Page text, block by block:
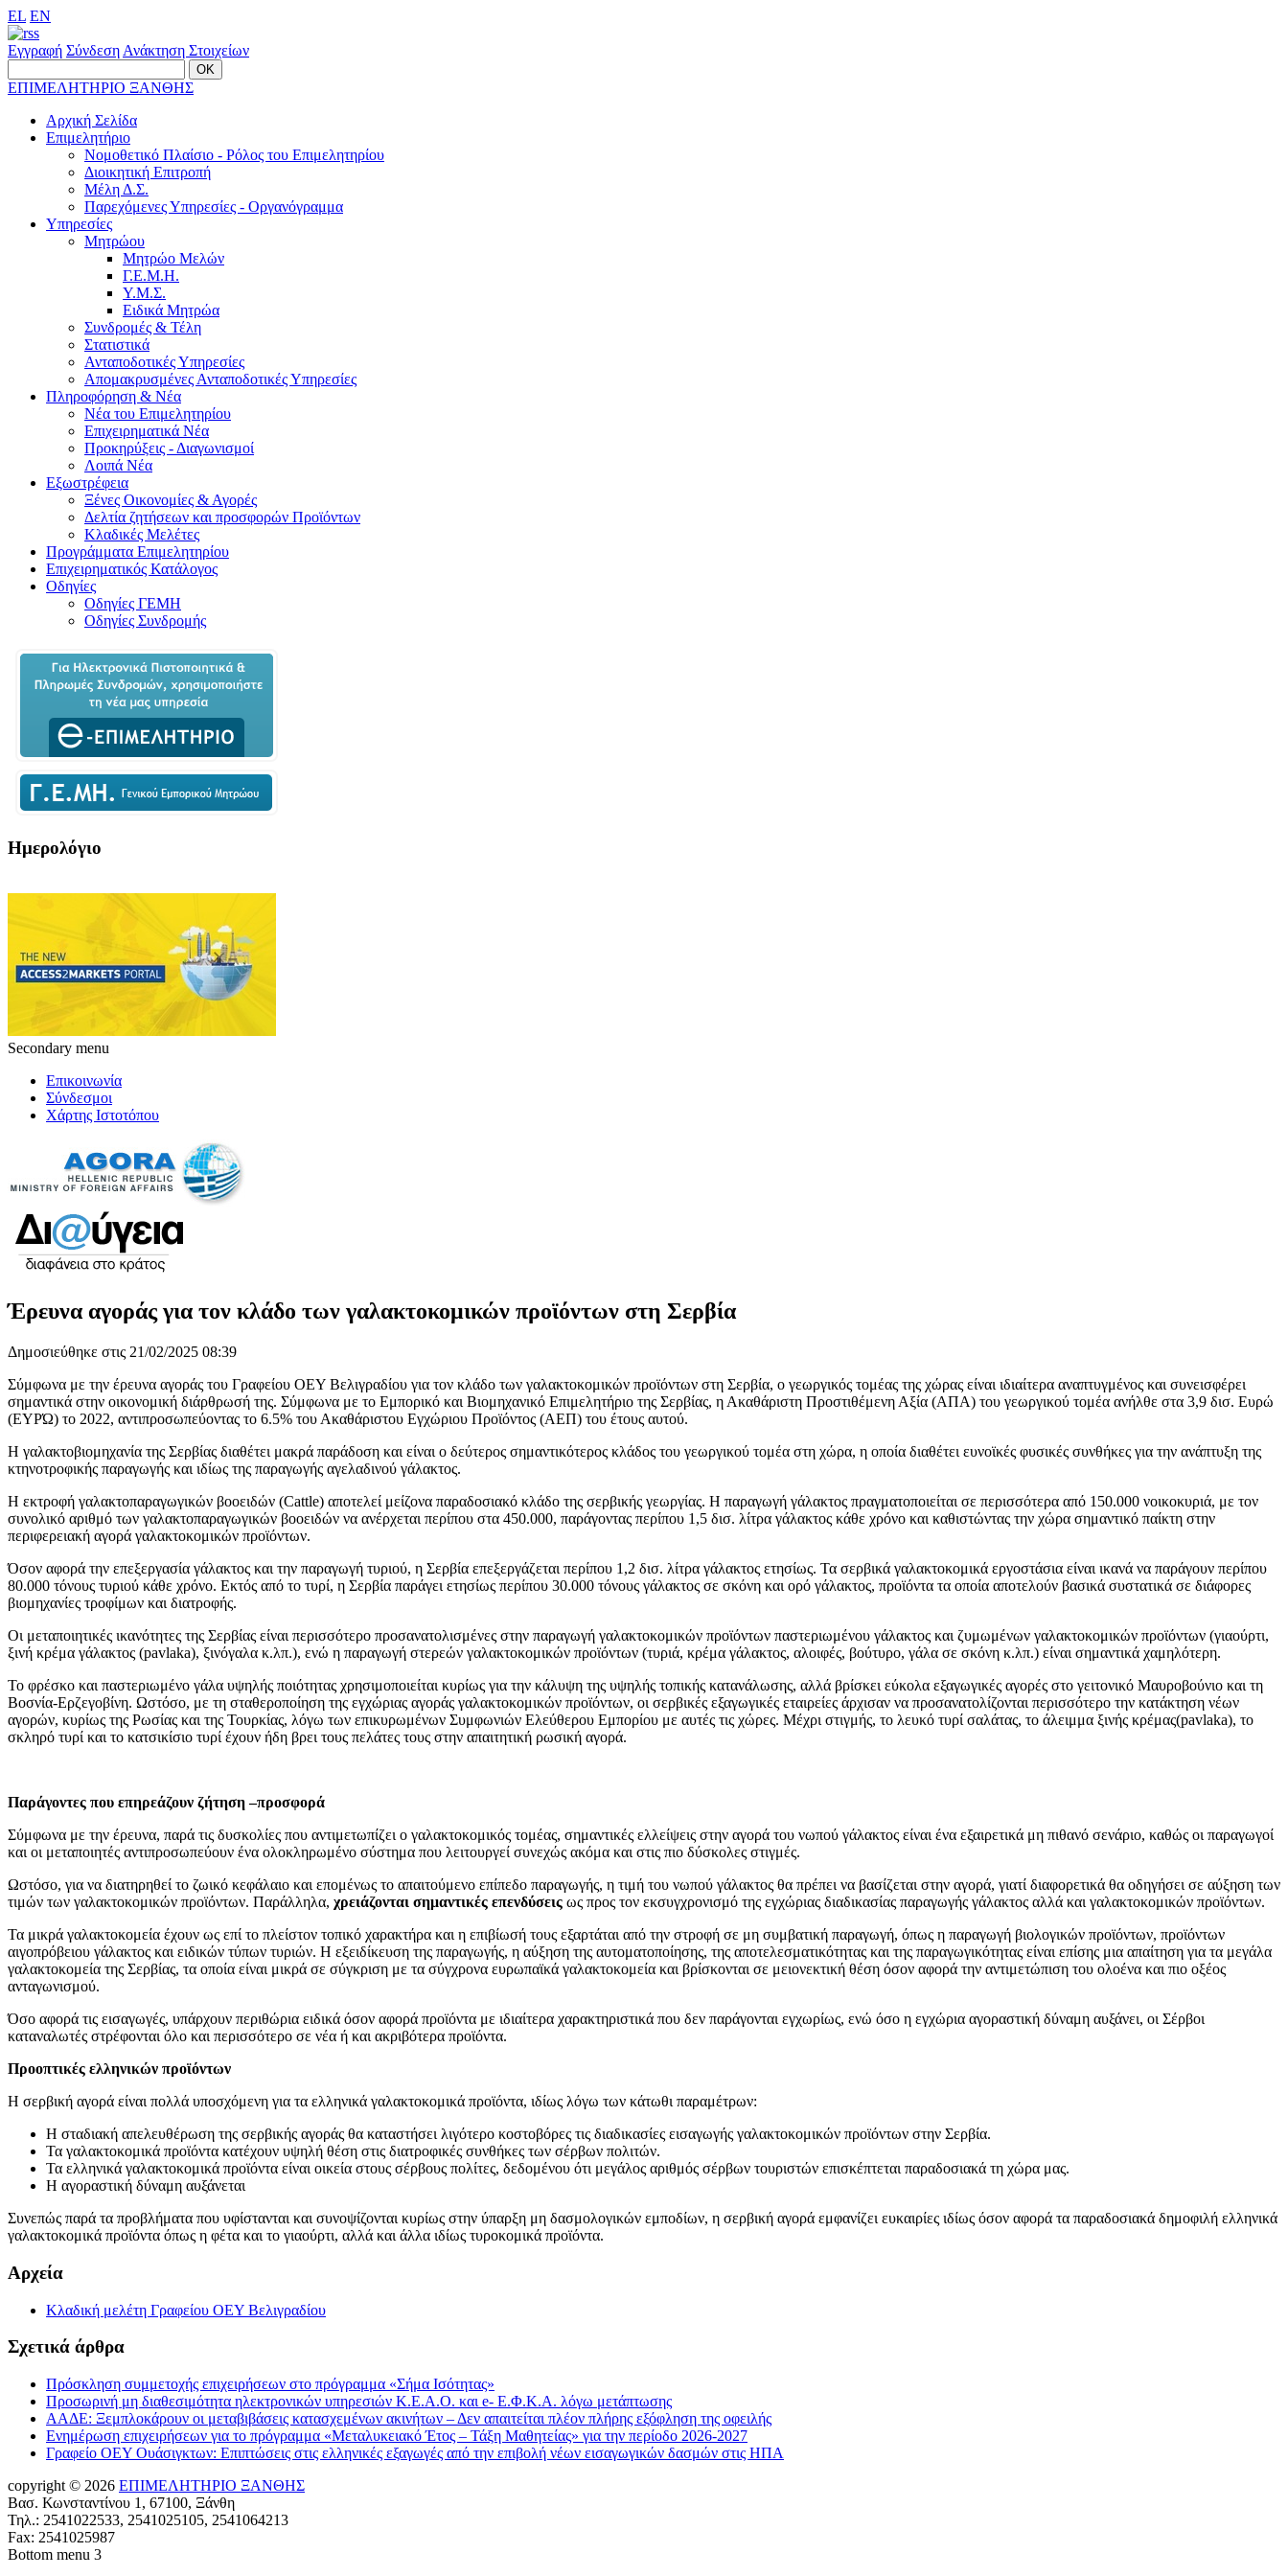
EL EN
Εγγραφή Σύνδεση Ανάκτηση Στοιχείων
ΕΠΙΜΕΛΗΤΗΡΙΟ ΞΑΝΘΗΣ
Αρχική Σελίδα
Επιμελητήριο
Νομοθετικό Πλαίσιο - Ρόλος του Επιμελητηρίου
Διοικητική Επιτροπή
Μέλη Δ.Σ.
Παρεχόμενες Υπηρεσίες - Οργανόγραμμα
Υπηρεσίες
Μητρώου
Μητρώο Μελών
Γ.Ε.Μ.Η.
Υ.Μ.Σ.
Ειδικά Μητρώα
Συνδρομές & Τέλη
Στατιστικά
Ανταποδοτικές Υπηρεσίες
Απομακρυσμένες Ανταποδοτικές Υπηρεσίες
Πληροφόρηση & Νέα
Νέα του Επιμελητηρίου
Επιχειρηματικά Νέα
Προκηρύξεις - Διαγωνισμοί
Λοιπά Νέα
Εξωστρέφεια
Ξένες Οικονομίες & Αγορές
Δελτία ζητήσεων και προσφορών Προϊόντων
Κλαδικές Μελέτες
Προγράμματα Επιμελητηρίου
Επιχειρηματικός Κατάλογος
Οδηγίες
Οδηγίες ΓΕΜΗ
Οδηγίες Συνδρομής
Ημερολόγιο
Secondary menu
Επικοινωνία
Σύνδεσμοι
Χάρτης Ιστοτόπου
Έρευνα αγοράς για τον κλάδο των γαλακτοκομικών προϊόντων στη Σερβία
Δημοσιεύθηκε στις 21/02/2025 08:39
Σύμφωνα με την έρευνα αγοράς του Γραφείου ΟΕΥ Βελιγραδίου για τον κλάδο των γαλακτοκομικών προϊόντων στη Σερβία, ο γεωργικός τομέας της χώρας είναι ιδιαίτερα αναπτυγμένος και συνεισφέρει
σημαντικά στην οικονομική διάρθρωσή της. Σύμφωνα με το Εμπορικό και Βιομηχανικό Επιμελητήριο της Σερβίας, η Ακαθάριστη Προστιθέμενη Αξία (ΑΠΑ) του γεωργικού τομέα ανήλθε στα 3,9 δισ. Ευρώ
(ΕΥΡΏ) το 2022, αντιπροσωπεύοντας το 6.5% του Ακαθάριστου Εγχώριου Προϊόντος (ΑΕΠ) του έτους αυτού.
Η γαλακτοβιομηχανία της Σερβίας διαθέτει μακρά παράδοση και είναι ο δεύτερος σημαντικότερος κλάδος του γεωργικού τομέα στη χώρα, η οποία διαθέτει ευνοϊκές φυσικές συνθήκες για την ανάπτυξη της
κτηνοτροφικής παραγωγής και ιδίως της παραγωγής αγελαδινού γάλακτος.
Η εκτροφή γαλακτοπαραγωγικών βοοειδών (Cattle) αποτελεί μείζονα παραδοσιακό κλάδο της σερβικής γεωργίας. Η παραγωγή γάλακτος πραγματοποιείται σε περισσότερα από 150.000 νοικοκυριά, με τον
συνολικό αριθμό των γαλακτοπαραγωγικών βοοειδών να ανέρχεται περίπου στα 450.000, παράγοντας περίπου 1,5 δισ. λίτρα γάλακτος κάθε χρόνο και καθιστώντας την χώρα σημαντικό παίκτη στην
περιφερειακή αγορά γαλακτοκομικών προϊόντων.
Όσον αφορά την επεξεργασία γάλακτος και την παραγωγή τυριού, η Σερβία επεξεργάζεται περίπου 1,2 δισ. λίτρα γάλακτος ετησίως. Τα σερβικά γαλακτοκομικά εργοστάσια είναι ικανά να παράγουν περίπου
80.000 τόνους τυριού κάθε χρόνο. Εκτός από το τυρί, η Σερβία παράγει ετησίως περίπου 30.000 τόνους γάλακτος σε σκόνη και ορό γάλακτος, προϊόντα τα οποία αποτελούν βασικά συστατικά σε διάφορες
βιομηχανίες τροφίμων και διατροφής.
Οι μεταποιητικές ικανότητες της Σερβίας είναι περισσότερο προσανατολισμένες στην παραγωγή γαλακτοκομικών προϊόντων παστεριωμένου γάλακτος και ζυμωμένων γαλακτοκομικών προϊόντων (γιαούρτι,
ξινή κρέμα γάλακτος (pavlaka), ξινόγαλα κ.λπ.), ενώ η παραγωγή στερεών γαλακτοκομικών προϊόντων (τυριά, κρέμα γάλακτος, αλοιφές, βούτυρο, γάλα σε σκόνη κ.λπ.) είναι σημαντικά χαμηλότερη.
Το φρέσκο και παστεριωμένο γάλα υψηλής ποιότητας χρησιμοποιείται κυρίως για την κάλυψη της υψηλής τοπικής κατανάλωσης, αλλά βρίσκει εύκολα εξαγωγικές αγορές στο γειτονικό Μαυροβούνιο και τη
Βοσνία-Ερζεγοβίνη. Ωστόσο, με τη σταθεροποίηση της εγχώριας αγοράς γαλακτοκομικών προϊόντων, οι σερβικές εξαγωγικές εταιρείες άρχισαν να προσανατολίζονται περισσότερο την κατάκτηση νέων
αγορών, κυρίως της Ρωσίας και της Τουρκίας, λόγω των επικυρωμένων Συμφωνιών Ελεύθερου Εμπορίου με αυτές τις χώρες. Μέχρι στιγμής, το λευκό τυρί σαλάτας, το άλειμμα ξινής κρέμας(pavlaka), το
σκληρό τυρί και το κατσικίσιο τυρί έχουν ήδη βρει τους πελάτες τους στην απαιτητική ρωσική αγορά.
Παράγοντες που επηρεάζουν ζήτηση –προσφορά
Σύμφωνα με την έρευνα, παρά τις δυσκολίες που αντιμετωπίζει ο γαλακτοκομικός τομέας, σημαντικές ελλείψεις στην αγορά του νωπού γάλακτος είναι ένα εξαιρετικά μη πιθανό σενάριο, καθώς οι παραγωγοί
και οι μεταποιητές αντιπροσωπεύουν ένα ολοκληρωμένο σύστημα που λειτουργεί συνεχώς ακόμα και στις πιο δύσκολες στιγμές.
Ωστόσο, για να διατηρηθεί το ζωικό κεφάλαιο και επομένως το απαιτούμενο επίπεδο παραγωγής, η τιμή του νωπού γάλακτος θα πρέπει να βασίζεται στην αγορά, γιατί διαφορετικά θα οδηγήσει σε αύξηση των
τιμών των γαλακτοκομικών προϊόντων. Παράλληλα, χρειάζονται σημαντικές επενδύσεις ως προς τον εκσυγχρονισμό της εγχώριας διαδικασίας παραγωγής γάλακτος αλλά και γαλακτοκομικών προϊόντων.
Τα μικρά γαλακτοκομεία έχουν ως επί το πλείστον τοπικό χαρακτήρα και η επιβίωσή τους εξαρτάται από την στροφή σε μη συμβατική παραγωγή, όπως η παραγωγή βιολογικών προϊόντων, προϊόντων
αιγοπρόβειου γάλακτος και ειδικών τύπων τυριών. Η εξειδίκευση της παραγωγής, η αύξηση της αυτοματοποίησης, της αποτελεσματικότητας και της παραγωγικότητας είναι επίσης μια απαίτηση για τα μεγάλα
γαλακτοκομεία της Σερβίας, τα οποία είναι μικρά σε σύγκριση με τα σύγχρονα ευρωπαϊκά γαλακτοκομεία και βρίσκονται σε μειονεκτική θέση όσον αφορά την αντιμετώπιση του ολοένα και πιο οξέος
ανταγωνισμού.
Όσο αφορά τις εισαγωγές, υπάρχουν περιθώρια ειδικά όσον αφορά προϊόντα με ιδιαίτερα χαρακτηριστικά που δεν παράγονται εγχωρίως, ενώ όσο η εγχώρια αγοραστική δύναμη αυξάνει, οι Σέρβοι
καταναλωτές στρέφονται όλο και περισσότερο σε νέα ή και ακριβότερα προϊόντα.
Προοπτικές ελληνικών προϊόντων
Η σερβική αγορά είναι πολλά υποσχόμενη για τα ελληνικά γαλακτοκομικά προϊόντα, ιδίως λόγω των κάτωθι παραμέτρων:
Η σταδιακή απελευθέρωση της σερβικής αγοράς θα καταστήσει λιγότερο κοστοβόρες τις διαδικασίες εισαγωγής γαλακτοκομικών προϊόντων στην Σερβία.
Τα γαλακτοκομικά προϊόντα κατέχουν υψηλή θέση στις διατροφικές συνθήκες των σέρβων πολιτών.
Τα ελληνικά γαλακτοκομικά προϊόντα είναι οικεία στους σέρβους πολίτες, δεδομένου ότι μεγάλος αριθμός σέρβων τουριστών επισκέπτεται παραδοσιακά τη χώρα μας.
Η αγοραστική δύναμη αυξάνεται
Συνεπώς παρά τα προβλήματα που υφίστανται και συνοψίζονται κυρίως στην ύπαρξη μη δασμολογικών εμποδίων, η σερβική αγορά εμφανίζει ευκαιρίες ιδίως όσον αφορά τα παραδοσιακά δημοφιλή ελληνικά
γαλακτοκομικά προϊόντα όπως η φέτα και το γιαούρτι, αλλά και άλλα ιδίως τυροκομικά προϊόντα.
Αρχεία
Κλαδική μελέτη Γραφείου ΟΕΥ Βελιγραδίου
Σχετικά άρθρα
Πρόσκληση συμμετοχής επιχειρήσεων στο πρόγραμμα «Σήμα Ισότητας»
Προσωρινή μη διαθεσιμότητα ηλεκτρονικών υπηρεσιών Κ.Ε.Α.Ο. και e- Ε.Φ.Κ.Α. λόγω μετάπτωσης
ΑΑΔΕ: Ξεμπλοκάρουν οι μεταβιβάσεις κατασχεμένων ακινήτων – Δεν απαιτείται πλέον πλήρης εξόφληση της οφειλής
Ενημέρωση επιχειρήσεων για το πρόγραμμα «Μεταλυκειακό Έτος – Τάξη Μαθητείας» για την περίοδο 2026-2027
Γραφείο ΟΕΥ Ουάσιγκτων: Επιπτώσεις στις ελληνικές εξαγωγές από την επιβολή νέων εισαγωγικών δασμών στις ΗΠΑ
copyright © 2026 ΕΠΙΜΕΛΗΤΗΡΙΟ ΞΑΝΘΗΣ
Βασ. Κωνσταντίνου 1, 67100, Ξάνθη
Τηλ.: 2541022533, 2541025105, 2541064213
Fax: 2541025987
Bottom menu 3